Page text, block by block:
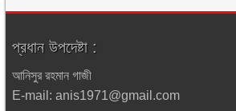
প্রধান উপদেষ্টা :
আনিসুর রহমান গাজী
E-mail: anis1971@gmail.com